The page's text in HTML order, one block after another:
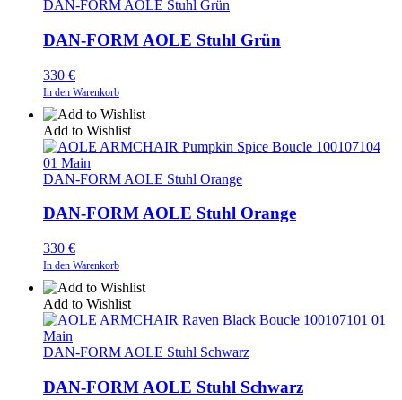
DAN-FORM AOLE Stuhl Grün
DAN-FORM AOLE Stuhl Grün
330 €
In den Warenkorb
Add to Wishlist
DAN-FORM AOLE Stuhl Orange
DAN-FORM AOLE Stuhl Orange
330 €
In den Warenkorb
Add to Wishlist
DAN-FORM AOLE Stuhl Schwarz
DAN-FORM AOLE Stuhl Schwarz